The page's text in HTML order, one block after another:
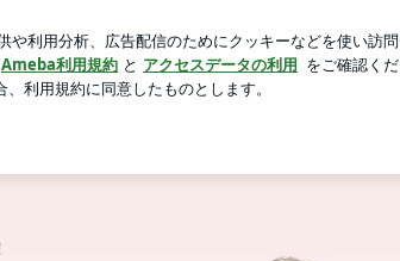
きのブログ
ロ
あきのブログ